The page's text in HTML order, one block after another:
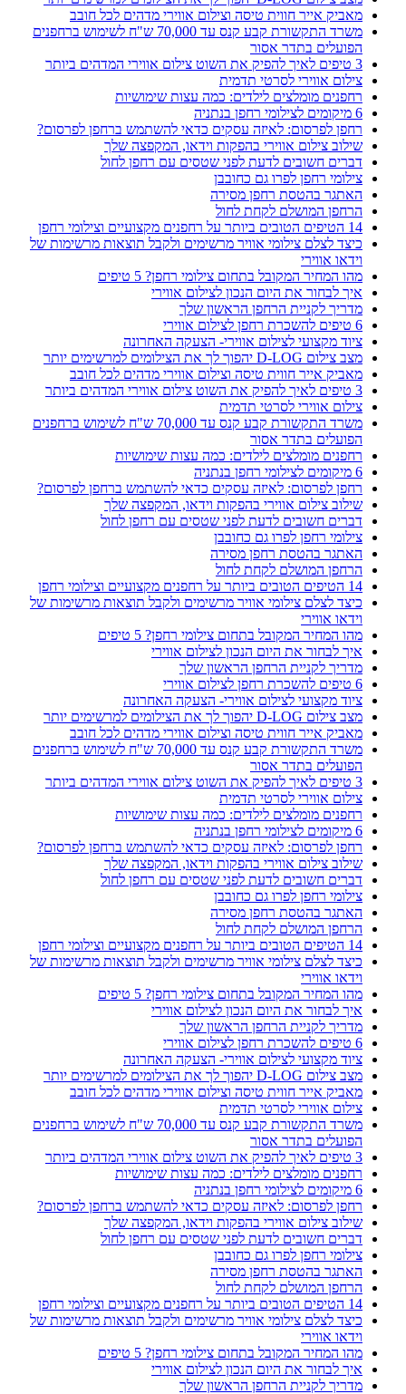
מאביק אייר חווית טיסה וצילום אווירי מדהים לכל חובב
משרד התקשורת קבע קנס עד 70,000 ש"ח לשימוש ברחפנים
הפועלים בתדר אסור
3 טיפים לאיך להפיק את השוט צילום אווירי המדהים ביותר
צילום אווירי לסרטי תדמית
רחפנים מומלצים לילדים: כמה עצות שימושיות
6 מיקומים לצילומי רחפן בנתניה
רחפן לפרסום: לאיזה עסקים כדאי להשתמש ברחפן לפרסום?
שילוב צילום אווירי בהפקות וידאו, המקפצה שלך
דברים חשובים לדעת לפני שטסים עם רחפן לחול
צילומי רחפן לפרו גם כחובבן
האתגר בהטסת רחפן מסירה
הרחפן המושלם לקחת לחול
14 הטיפים הטובים ביותר על רחפנים מקצועיים וצילומי רחפן
כיצד לצלם צילומי אוויר מרשימים ולקבל תוצאות מרשימות של
וידאו אווירי
מהו המחיר המקובל בתחום צילומי רחפן? 5 טיפים
איך לבחור את היום הנכון לצילום אווירי
מדריך לקניית הרחפן הראשון שלך
6 טיפים להשכרת רחפן לצילום אווירי
ציוד מקצועי לצילום אווירי- הצעקה האחרונה
מצב צילום D-LOG יהפוך לך את הצילומים למרשימים יותר
מאביק אייר חווית טיסה וצילום אווירי מדהים לכל חובב
3 טיפים לאיך להפיק את השוט צילום אווירי המדהים ביותר
צילום אווירי לסרטי תדמית
משרד התקשורת קבע קנס עד 70,000 ש"ח לשימוש ברחפנים
הפועלים בתדר אסור
רחפנים מומלצים לילדים: כמה עצות שימושיות
6 מיקומים לצילומי רחפן בנתניה
רחפן לפרסום: לאיזה עסקים כדאי להשתמש ברחפן לפרסום?
שילוב צילום אווירי בהפקות וידאו, המקפצה שלך
דברים חשובים לדעת לפני שטסים עם רחפן לחול
צילומי רחפן לפרו גם כחובבן
האתגר בהטסת רחפן מסירה
הרחפן המושלם לקחת לחול
14 הטיפים הטובים ביותר על רחפנים מקצועיים וצילומי רחפן
כיצד לצלם צילומי אוויר מרשימים ולקבל תוצאות מרשימות של
וידאו אווירי
מהו המחיר המקובל בתחום צילומי רחפן? 5 טיפים
איך לבחור את היום הנכון לצילום אווירי
מדריך לקניית הרחפן הראשון שלך
6 טיפים להשכרת רחפן לצילום אווירי
ציוד מקצועי לצילום אווירי- הצעקה האחרונה
מצב צילום D-LOG יהפוך לך את הצילומים למרשימים יותר
מאביק אייר חווית טיסה וצילום אווירי מדהים לכל חובב
משרד התקשורת קבע קנס עד 70,000 ש"ח לשימוש ברחפנים
הפועלים בתדר אסור
3 טיפים לאיך להפיק את השוט צילום אווירי המדהים ביותר
צילום אווירי לסרטי תדמית
רחפנים מומלצים לילדים: כמה עצות שימושיות
6 מיקומים לצילומי רחפן בנתניה
רחפן לפרסום: לאיזה עסקים כדאי להשתמש ברחפן לפרסום?
שילוב צילום אווירי בהפקות וידאו, המקפצה שלך
דברים חשובים לדעת לפני שטסים עם רחפן לחול
צילומי רחפן לפרו גם כחובבן
האתגר בהטסת רחפן מסירה
הרחפן המושלם לקחת לחול
14 הטיפים הטובים ביותר על רחפנים מקצועיים וצילומי רחפן
כיצד לצלם צילומי אוויר מרשימים ולקבל תוצאות מרשימות של
וידאו אווירי
מהו המחיר המקובל בתחום צילומי רחפן? 5 טיפים
איך לבחור את היום הנכון לצילום אווירי
מדריך לקניית הרחפן הראשון שלך
6 טיפים להשכרת רחפן לצילום אווירי
ציוד מקצועי לצילום אווירי- הצעקה האחרונה
מצב צילום D-LOG יהפוך לך את הצילומים למרשימים יותר
מאביק אייר חווית טיסה וצילום אווירי מדהים לכל חובב
צילום אווירי לסרטי תדמית
משרד התקשורת קבע קנס עד 70,000 ש"ח לשימוש ברחפנים
הפועלים בתדר אסור
3 טיפים לאיך להפיק את השוט צילום אווירי המדהים ביותר
רחפנים מומלצים לילדים: כמה עצות שימושיות
6 מיקומים לצילומי רחפן בנתניה
רחפן לפרסום: לאיזה עסקים כדאי להשתמש ברחפן לפרסום?
שילוב צילום אווירי בהפקות וידאו, המקפצה שלך
דברים חשובים לדעת לפני שטסים עם רחפן לחול
צילומי רחפן לפרו גם כחובבן
האתגר בהטסת רחפן מסירה
הרחפן המושלם לקחת לחול
14 הטיפים הטובים ביותר על רחפנים מקצועיים וצילומי רחפן
כיצד לצלם צילומי אוויר מרשימים ולקבל תוצאות מרשימות של
וידאו אווירי
מהו המחיר המקובל בתחום צילומי רחפן? 5 טיפים
איך לבחור את היום הנכון לצילום אווירי
מדריך לקניית הרחפן הראשון שלך